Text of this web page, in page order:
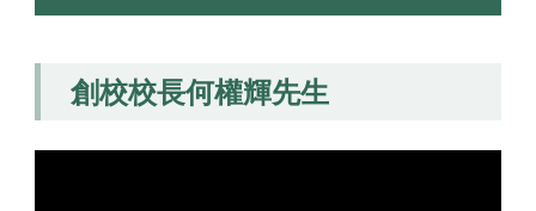
創校校長何權輝先生